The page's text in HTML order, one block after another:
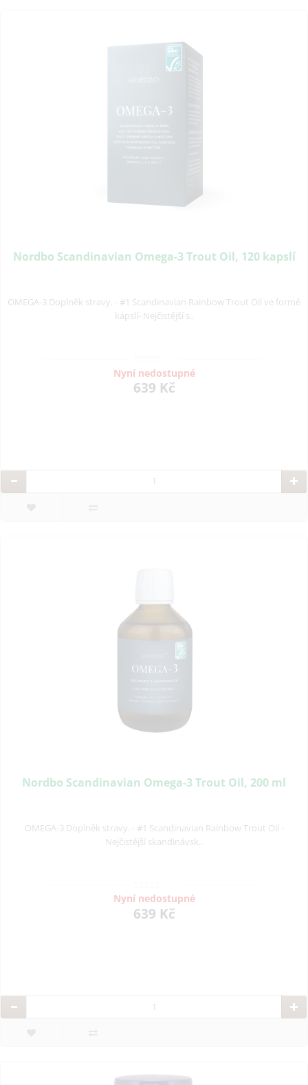
Nordbo Scandinavian Omega-3 Trout Oil, 120 kapslí
OMEGA-3 Doplněk stravy. - #1 Scandinavian Rainbow Trout Oil ve formě
kapslí- Nejčistější s..
Nyní nedostupné
639 Kč
Nordbo Scandinavian Omega-3 Trout Oil, 200 ml
OMEGA-3 Doplněk stravy. - #1 Scandinavian Rainbow Trout Oil -
Nejčistější skandinávsk..
Nyní nedostupné
639 Kč